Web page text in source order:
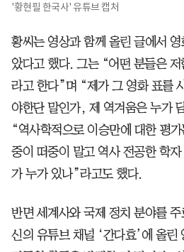
'황현필 한국사' 유튜브 캡처
황씨는 영상과 함께 올린 글에서
았다고 했다. 그는 “어떤 분들은
라고 한다”며 “제가 그 영화 표를
야한단 말인가, 제 역겨움은 누가
“역사학적으로 이승만에 대한 평
중이 떠중이 말고 역사 전공한 학자
가 누가 있나”라고도 했다.
반면 세계사와 국제 정치 분야를
신의 유튜브 채널 ‘간다효’에 올린